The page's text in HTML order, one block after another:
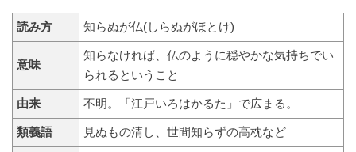
読み方 知らぬが仏(しらぬがほとけ)
意味
知らなければ、仏のように穏やかな気持ちでい
られるということ
由来 不明。「江戸いろはかるた」で広まる。
類義語 見ぬもの清し、世間知らずの高枕など